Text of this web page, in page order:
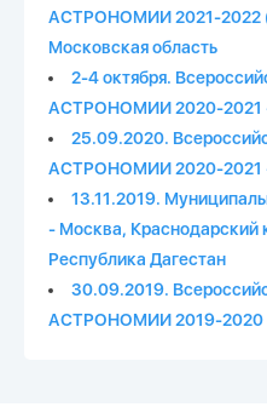
АСТРОНОМИИ 2021-2022
Московская область
2-4 октября.
АСТРОНОМИИ 2020-2021
25.09.2020.
АСТРОНОМИИ 2020-2021 -
13.11.2019.
- Москва, Краснодарский
Республика Дагестан
30.09.2019.
АСТРОНОМИИ 2019-2020 -